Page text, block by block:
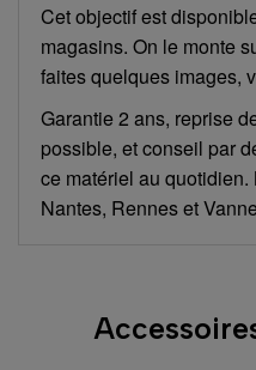
Cet objectif est
magasins. On le monte
faites quelques images,
Garantie 2 ans, reprise
possible, et conseil par
ce matériel au
Nantes, Rennes et